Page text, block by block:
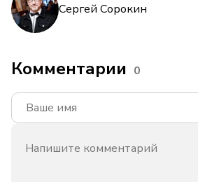
Сергей Сорокин
Комментарии 0